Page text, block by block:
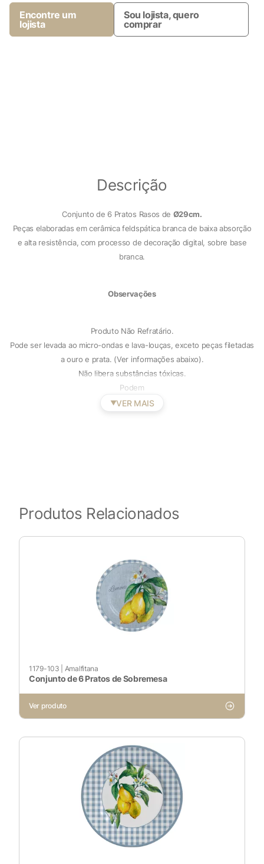
Encontre um
lojista
Sou lojista, quero
comprar
Descrição
Conjunto de 6 Pratos Rasos de Ø29cm.
Peças elaboradas em cerâmica feldspática branca de baixa absorção
e alta resistência, com processo de decoração digital, sobre base
branca.
Observações
Produto Não Refratário.
Pode ser levada ao micro-ondas e lava-louças, exceto peças filetadas
a ouro e prata. (Ver informações abaixo).
Não libera substâncias tóxicas.
Podem
▼VER MAIS
Produtos Relacionados
1179-103 Amalfitana
Conjunto de 6 Pratos de Sobremesa
Ver produto